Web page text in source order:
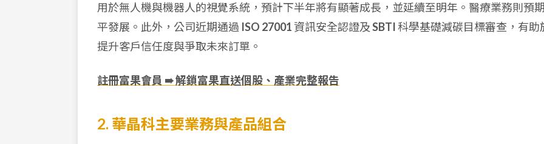
用於無人機與機器人的視覺系統，預計下半年將有顯著成長，並延續至明年。醫療業務則預
平發展。此外，公司近期通過 ISO 27001資訊安全認證及SBTI科學基礎減碳目標審查，有助
提升客戶信任度與爭取未來訂單。
註冊富果會員 ➠ 解鎖富果直送個股、產業完整報告
2. 華晶科主要業務與產品組合